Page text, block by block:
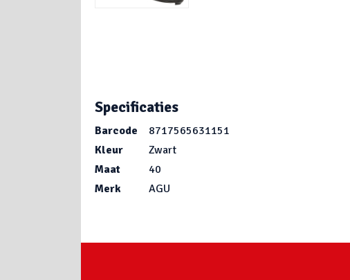
Specificaties
Barcode
8717565631151
Kleur
Zwart
Maat
40
Merk
AGU